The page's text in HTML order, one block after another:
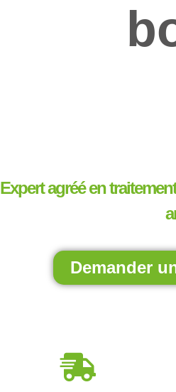
Expert agréé en
Demander